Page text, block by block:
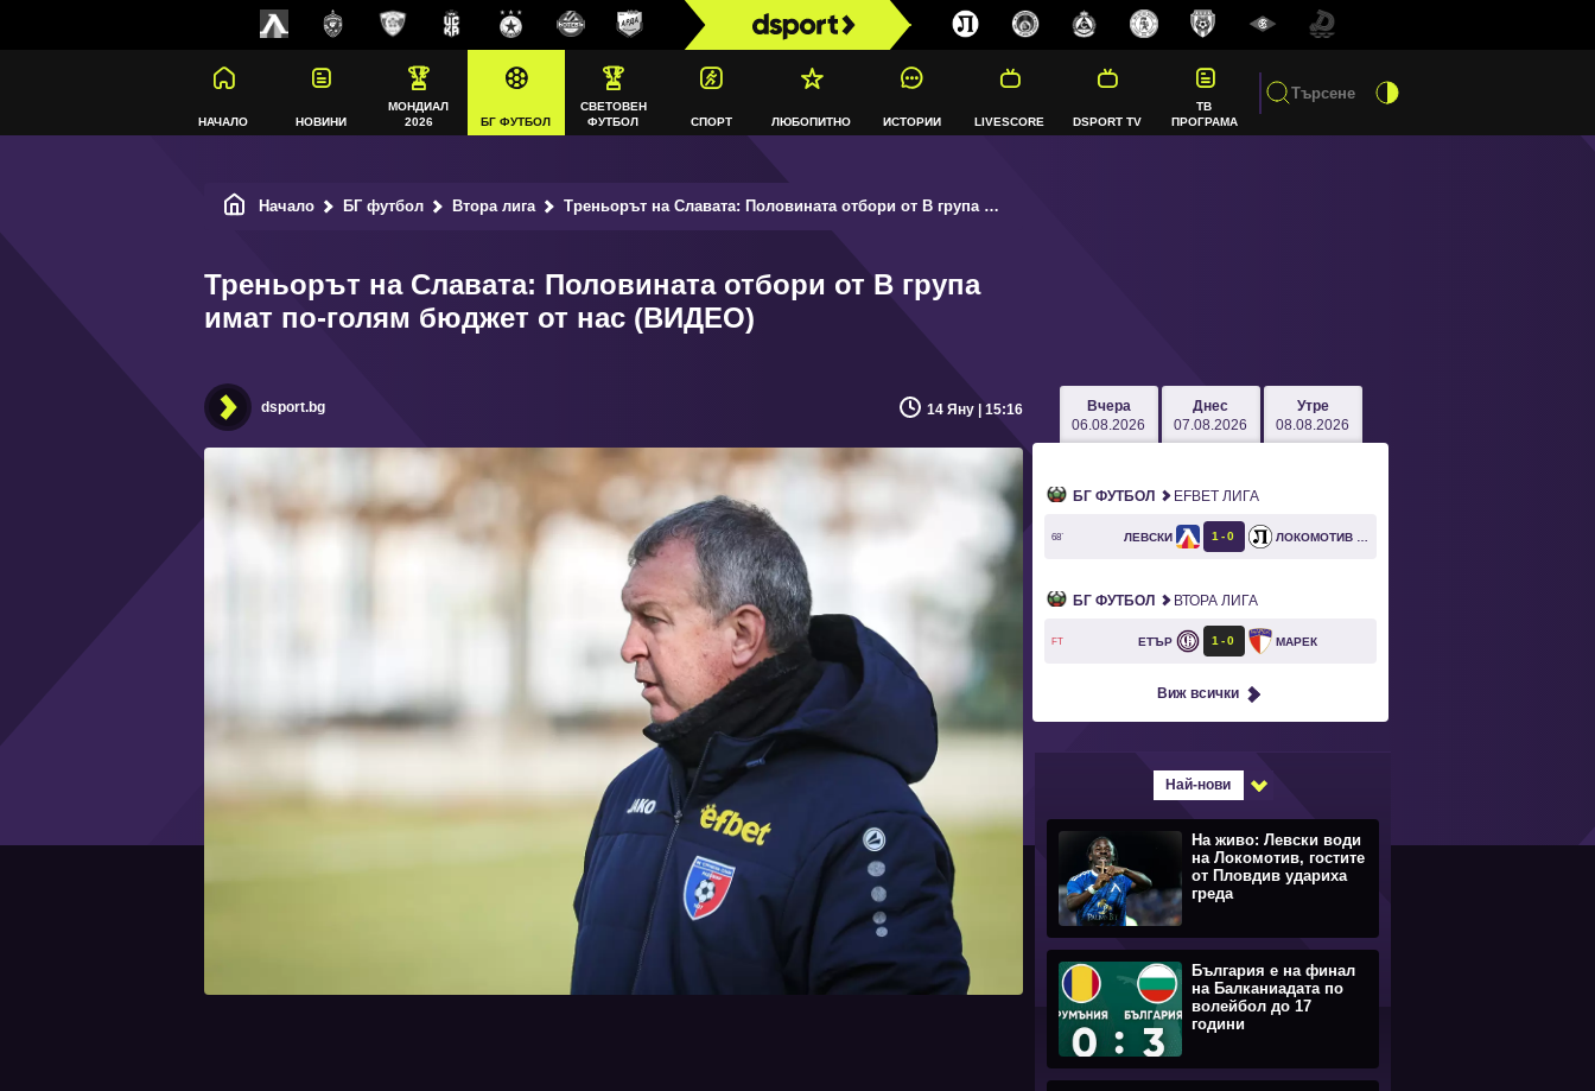
НАЧАЛО НОВИНИ
МОНДИАЛ
2026
БГ ФУТБОЛ
СВЕТОВЕН
ФУТБОЛ
СПОРТ ЛЮБОПИТНО ИСТОРИИ LIVESCORE DSPORT TV
ТВ
ПРОГРАМА
Начало БГ футбол Втора лига Треньорът на Славата: Половината отбори от В група имат по-голям бюджет от нас (ВИДЕО)
Треньорът на Славата: Половината отбори от В група
имат по-голям бюджет от нас (ВИДЕО)
dsport.bg 14 Яну | 15:16
Вчера
06.08.2026
Днес
07.08.2026
Утре
08.08.2026
БГ ФУТБОЛ EFBET ЛИГА
68` ЛЕВСКИ 1 0
БГ ФУТБОЛ ВТОРА ЛИГА
FT ЕТЪР 1 0 МАРЕК
Виж всички
Най-нови
На живо: Левски води
на Локомотив, гостите
от Пловдив удариха
греда
България е на финал
на Балканиадата по
волейбол до 17
години